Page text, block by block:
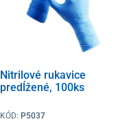
Nitrilové rukavice
predĺžené, 100ks
KÓD: P5037